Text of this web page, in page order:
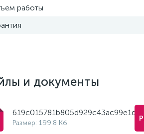
работы
и документы
Размер: 199.8 Кб